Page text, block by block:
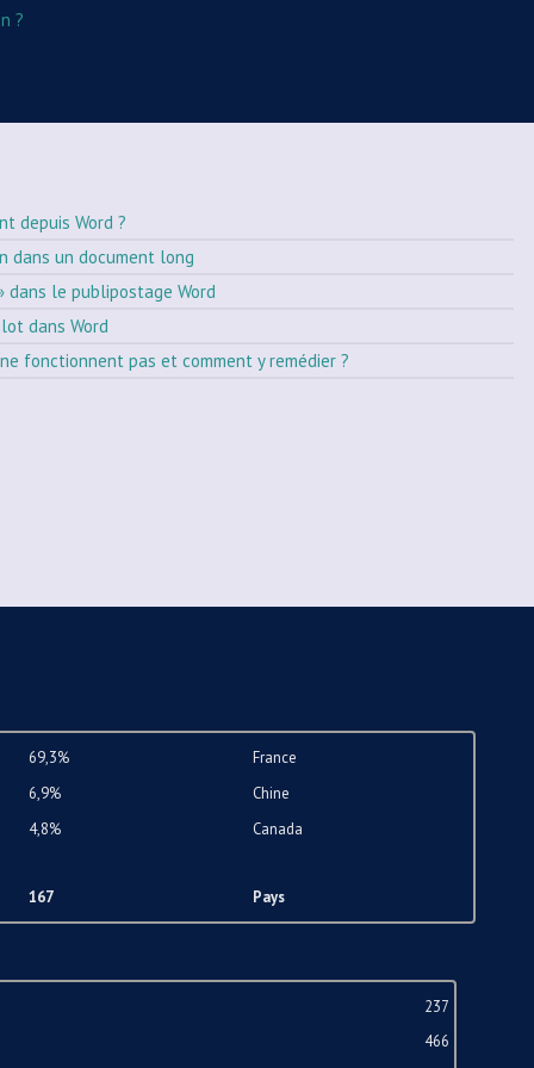
?
depuis Word ?
dans un document long
dans le publipostage Word
dans Word
fonctionnent pas et comment y remédier ?
69,3%
France
6,9%
Chine
4,8%
Canada
167 Pays
237
466